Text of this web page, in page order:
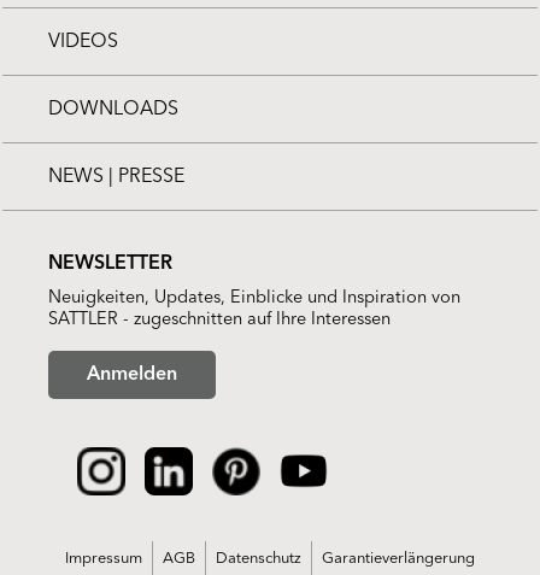
VIDEOS
DOWNLOADS
NEWS | PRESSE
NEWSLETTER
Neuigkeiten, Updates, Einblicke und Inspiration von
SATTLER - zugeschnitten auf Ihre Interessen
Anmelden
Impressum AGB Datenschutz Garantieverlängerung